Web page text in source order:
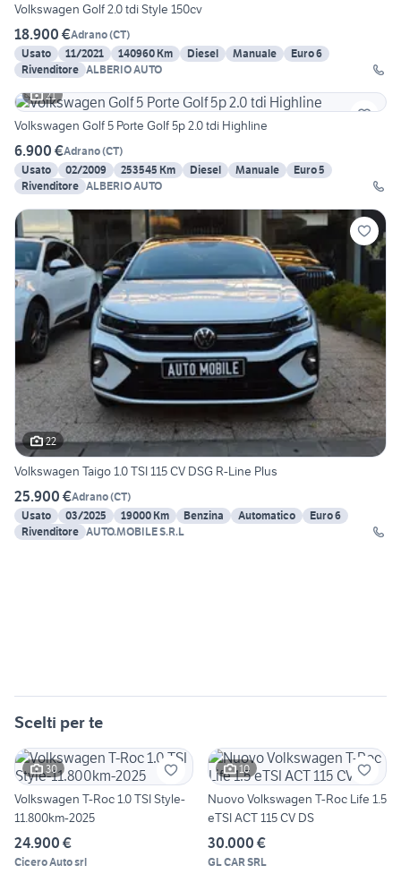
Volkswagen Golf 2.0 tdi Style 150cv
18.900 €Adrano(CT)
Usato
11/2021 140960 Km Diesel Manuale
Euro 6
Rivenditore ALBERIO AUTO
21
Volkswagen Golf 5 Porte Golf 5p 2.0 tdi Highline
6.900 €Adrano(CT)
Usato
02/2009 253545 Km Diesel Manuale
Euro 5
Rivenditore ALBERIO AUTO
22
Volkswagen Taigo 1.0 TSI 115 CV DSG R-Line Plus
25.900 €Adrano(CT)
Usato
03/2025 19000 Km Benzina Automatico
Euro 6
Rivenditore AUTO.MOBILE S.R.L
Scelti per te
30
Volkswagen T-Roc 1.0 TSI Style-
11.800km-2025
24.900 €
Cicero Auto srl
10
Nuovo Volkswagen T-Roc Life 1.5
eTSI ACT 115 CV DS
30.000 €
GL CAR SRL